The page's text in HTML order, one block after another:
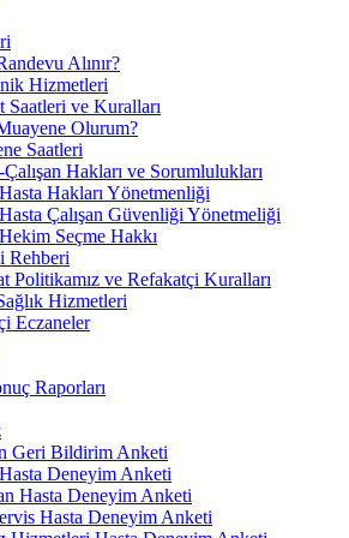
Alınır?
Hizmetleri
Saatleri ve Kuralları
Olurum?
Saatleri
Hakları ve Sorumlulukları
Hasta Hakları Yönetmenliği
Hasta Çalışan Güvenliği Yönetmeliği
Hekim Seçme Hakkı
Rehberi
Politikamız ve Refakatçi Kuralları
Hizmetleri
Eczaneler
Raporları
Geri Bildirim Anketi
Deneyim Anketi
Hasta Deneyim Anketi
Hasta Deneyim Anketi